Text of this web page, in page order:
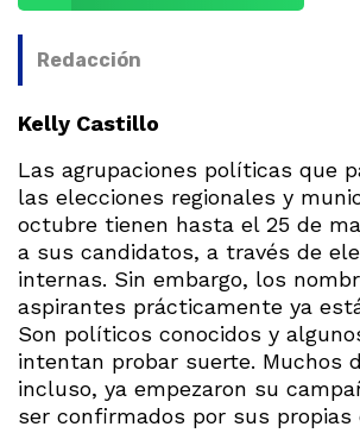
Redacción
Kelly Castillo
Las agrupaciones políticas que
las elecciones regionales y
octubre tienen hasta el 25 de
a sus candidatos, a través de
internas. Sin embargo, los
aspirantes prácticamente ya
Son políticos conocidos y
intentan probar suerte. Muchos
incluso, ya empezaron su
ser confirmados por sus propias